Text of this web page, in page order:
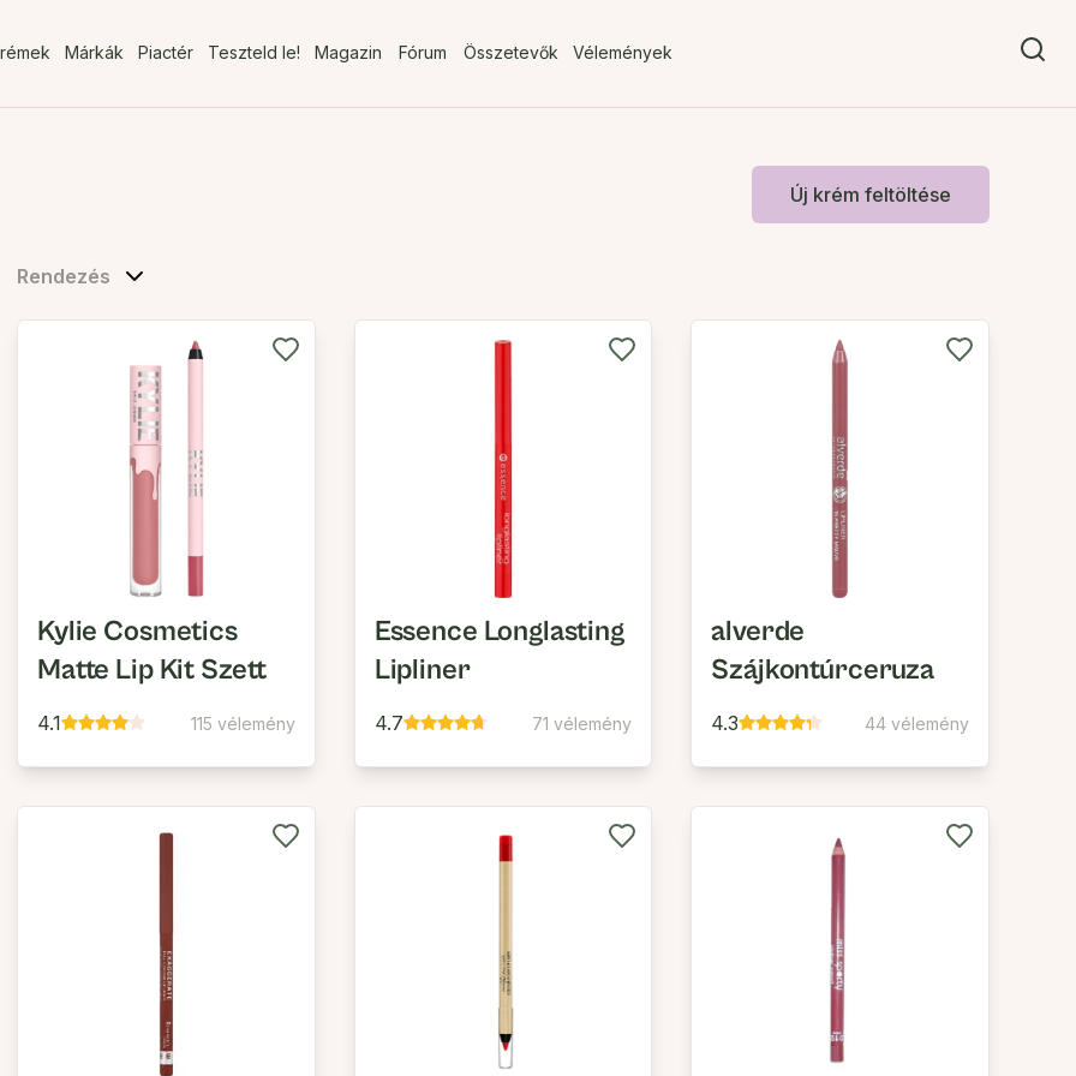
Márkák Piactér Teszteld le! Magazin Fórum Összetevők Vélemények
Új krém feltöltése
Rendezés
Kylie Cosmetics
Matte Lip Kit Szett
4.1 115 vélemény
Essence Longlasting
Lipliner
4.7 71 vélemény
alverde
Szájkontúrceruza
4.3 44 vélemény